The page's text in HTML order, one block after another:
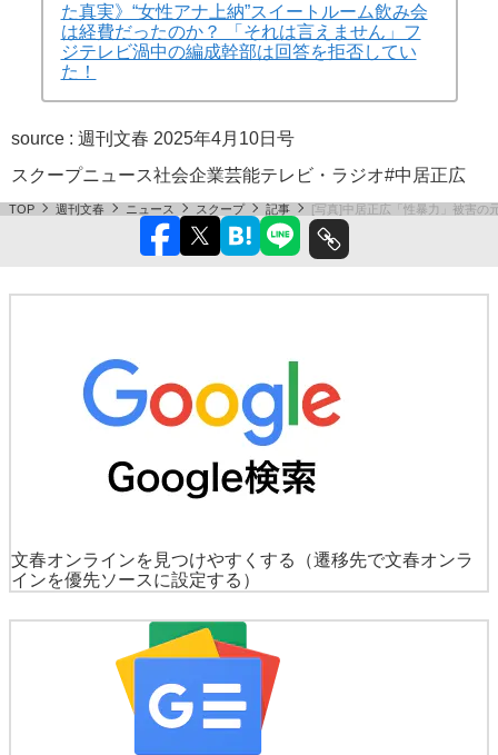
た真実》“女性アナ上納”スイートルーム飲み会
は経費だったのか？ 「それは言えません」フ
ジテレビ渦中の編成幹部は回答を拒否してい
た！
source : 週刊文春 2025年4月10日号
スクープニュース社会企業芸能テレビ・ラジオ#中居正広
TOP 週刊文春 ニュース スクープ 記事 [写真]中居正広「性暴力」被害の
文春オンラインを見つけやすくする
（遷移先で文春オンラ
インを優先ソースに設定する）